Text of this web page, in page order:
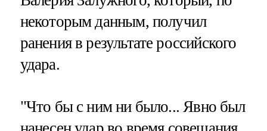
некоторым данным, получил
ранения в результате российского
удара.
"Что бы с ним ни было... Явно был